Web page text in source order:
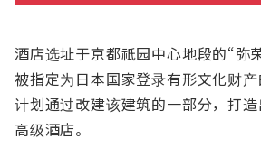
酒店选址于京都祇园中心地段的“弥
被指定为日本国家登录有形文化财
计划通过改建该建筑的一部分，打
高级酒店。